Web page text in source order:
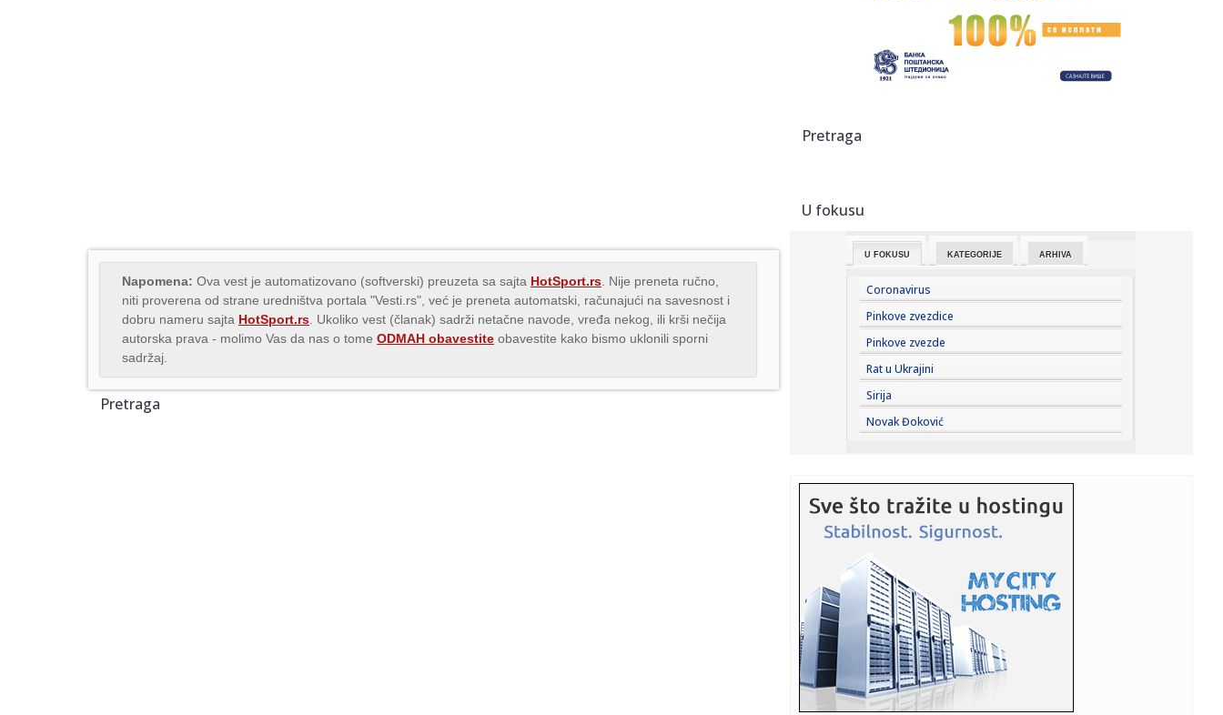
Napomena: Ova vest je automatizovano (softverski) preuzeta sa sajta HotSport.rs . Nije preneta ručno,
niti proverena od strane uredništva portala "Vesti.rs", već je preneta automatski, računajući na savesnost i
dobru nameru sajta HotSport.rs . Ukoliko vest (članak) sadrži netačne navode, vređa nekog, ili krši nečija
autorska prava - molimo Vas da nas o tome ODMAH obavestite obavestite kako bismo uklonili sporni
sadržaj.
Pretraga
Najavljeni "okršaj" u Bogatiću izostao: SNS aktivisti se
10:30:Pepper Keenan se priseća audicije za Metalicu iz
10:29:
10:29: Starčevica dobija prvu senzornu baštu u Republici Srpskoj
10:29:Dio Banjaluke bez struje, presječen podzemni kabl
10:27:Glavobolja Barselone: Šengelija plaća da ode u Dubai
10:25:10 „бакиних хобија” који умирују ...
10:22: Građani sve više pitaju AI umesto službenika: Asistent na
eUpr...
10:21:
...
10:20:Iznenađenje za iznenađenjem: Ispali i Medvedev i Zverev i
to od...
10:19:Suša desetkovala šećernu repu: Nemačkoj preti najslabiji
rod ...
10:18:VIDEO: Uzbekistan lansirao svoj prvi satelit
Pretraga
U fokusu
U FOKUSU KATEGORIJE ARHIVA
Coronavirus
Pinkove zvezdice
Pinkove zvezde
Rat u Ukrajini
Sirija
Novak Đoković